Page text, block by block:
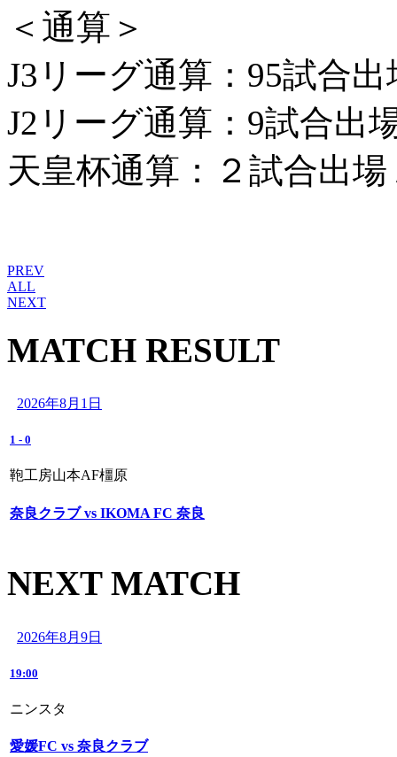
＜通算＞
J3リーグ通算：95試合出
J2リーグ通算：9試合出
天皇杯通算：２試合出場
PREV
ALL
NEXT
MATCH RESULT
2026年8月1日
1 - 0
鞄工房山本AF橿原
奈良クラブ vs IKOMA FC 奈良
NEXT MATCH
2026年8月9日
19:00
ニンスタ
愛媛FC vs 奈良クラブ